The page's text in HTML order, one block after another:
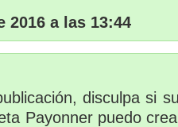
2016 a las 13:44
disculpa si
Payonner puedo